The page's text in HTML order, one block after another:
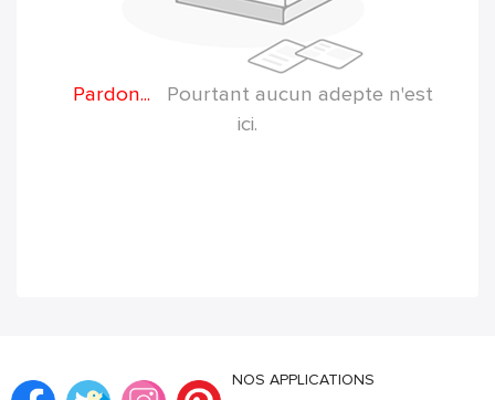
Pardon...
Pourtant aucun adepte n'est
ici.
NOS APPLICATIONS